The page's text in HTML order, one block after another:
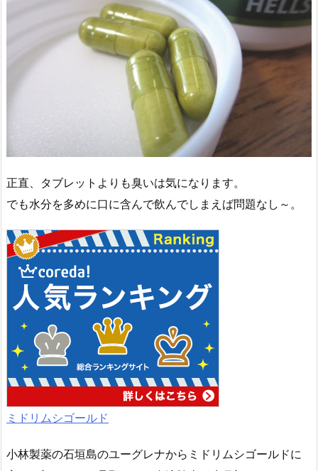
正直、タブレットよりも臭いは気になります。
でも水分を多めに口に含んで飲んでしまえば問題なし～。
ミドリムシゴールド
小林製薬の石垣島のユーグレナからミドリムシゴールドに